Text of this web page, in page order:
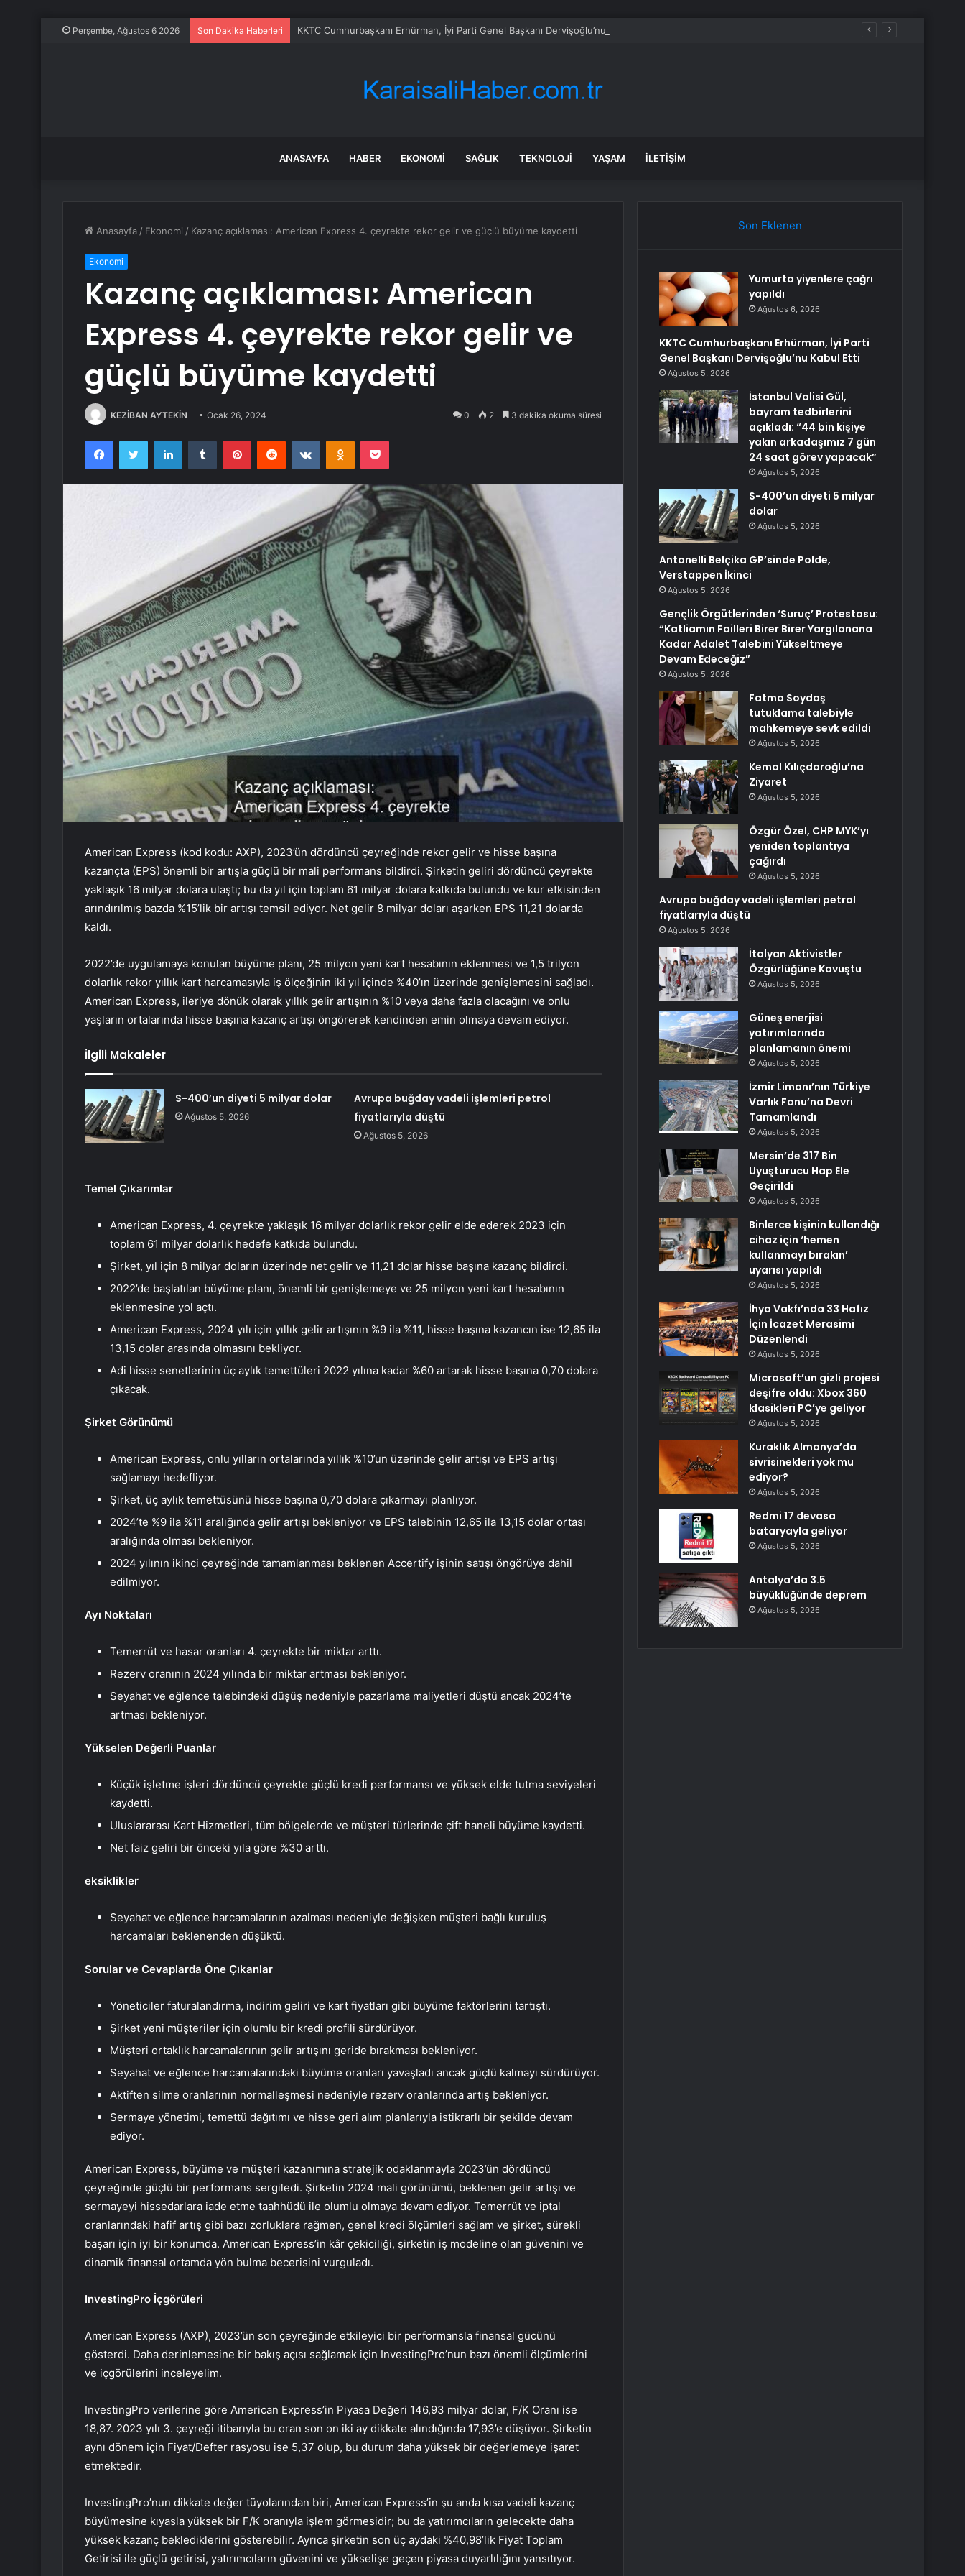
Perşembe, Ağustos 6 2026 Son Dakika Haberleri KKTC Cumhurbaşkanı Erhürman, İyi Parti Genel Başkanı Dervişoğlu’nu Kabul Etti
ANASAYFA HABER EKONOMI SAĞLIK TEKNOLOJI YAŞAM İLETIŞIM
Anasayfa / Ekonomi / Kazanç açıklaması: American Express 4. çeyrekte rekor gelir ve güçlü büyüme kaydetti
Ekonomi
Kazanç açıklaması: American
Express 4. çeyrekte rekor gelir ve
güçlü büyüme kaydetti
KEZİBAN AYTEKİN Ocak 26, 2024 0 2 3 dakika okuma süresi
FacebookTwitter LinkedInTumblr PinterestReddit VKontakteOdnoklassniki
Pocket
American Express (kod kodu: AXP), 2023’ün dördüncü çeyreğinde rekor gelir ve hisse başına
kazançta (EPS) önemli bir artışla güçlü bir mali performans bildirdi. Şirketin geliri dördüncü çeyrekte
yaklaşık 16 milyar dolara ulaştı; bu da yıl için toplam 61 milyar dolara katkıda bulundu ve kur etkisinden
arındırılmış bazda %15’lik bir artışı temsil ediyor. Net gelir 8 milyar doları aşarken EPS 11,21 dolarda
kaldı.
2022’de uygulamaya konulan büyüme planı, 25 milyon yeni kart hesabının eklenmesi ve 1,5 trilyon
dolarlık rekor yıllık kart harcamasıyla iş ölçeğinin iki yıl içinde %40’ın üzerinde genişlemesini sağladı.
American Express, ileriye dönük olarak yıllık gelir artışının %10 veya daha fazla olacağını ve onlu
yaşların ortalarında hisse başına kazanç artışı öngörerek kendinden emin olmaya devam ediyor.
İlgili Makaleler
S-400’un diyeti 5 milyar dolar
Ağustos 5, 2026
Avrupa buğday vadeli işlemleri petrol
fiyatlarıyla düştü
Ağustos 5, 2026
Temel Çıkarımlar
American Express, 4. çeyrekte yaklaşık 16 milyar dolarlık rekor gelir elde ederek 2023 için
toplam 61 milyar dolarlık hedefe katkıda bulundu.
Şirket, yıl için 8 milyar doların üzerinde net gelir ve 11,21 dolar hisse başına kazanç bildirdi.
2022’de başlatılan büyüme planı, önemli bir genişlemeye ve 25 milyon yeni kart hesabının
eklenmesine yol açtı.
American Express, 2024 yılı için yıllık gelir artışının %9 ila %11, hisse başına kazancın ise 12,65 ila
13,15 dolar arasında olmasını bekliyor.
Adi hisse senetlerinin üç aylık temettüleri 2022 yılına kadar %60 artarak hisse başına 0,70 dolara
çıkacak.
Şirket Görünümü
American Express, onlu yılların ortalarında yıllık %10’un üzerinde gelir artışı ve EPS artışı
sağlamayı hedefliyor.
Şirket, üç aylık temettüsünü hisse başına 0,70 dolara çıkarmayı planlıyor.
2024’te %9 ila %11 aralığında gelir artışı bekleniyor ve EPS talebinin 12,65 ila 13,15 dolar ortası
aralığında olması bekleniyor.
2024 yılının ikinci çeyreğinde tamamlanması beklenen Accertify işinin satışı öngörüye dahil
edilmiyor.
Ayı Noktaları
Temerrüt ve hasar oranları 4. çeyrekte bir miktar arttı.
Rezerv oranının 2024 yılında bir miktar artması bekleniyor.
Seyahat ve eğlence talebindeki düşüş nedeniyle pazarlama maliyetleri düştü ancak 2024’te
artması bekleniyor.
Yükselen Değerli Puanlar
Küçük işletme işleri dördüncü çeyrekte güçlü kredi performansı ve yüksek elde tutma seviyeleri
kaydetti.
Uluslararası Kart Hizmetleri, tüm bölgelerde ve müşteri türlerinde çift haneli büyüme kaydetti.
Net faiz geliri bir önceki yıla göre %30 arttı.
eksiklikler
Seyahat ve eğlence harcamalarının azalması nedeniyle değişken müşteri bağlı kuruluş
harcamaları beklenenden düşüktü.
Sorular ve Cevaplarda Öne Çıkanlar
Yöneticiler faturalandırma, indirim geliri ve kart fiyatları gibi büyüme faktörlerini tartıştı.
Şirket yeni müşteriler için olumlu bir kredi profili sürdürüyor.
Müşteri ortaklık harcamalarının gelir artışını geride bırakması bekleniyor.
Seyahat ve eğlence harcamalarındaki büyüme oranları yavaşladı ancak güçlü kalmayı sürdürüyor.
Aktiften silme oranlarının normalleşmesi nedeniyle rezerv oranlarında artış bekleniyor.
Sermaye yönetimi, temettü dağıtımı ve hisse geri alım planlarıyla istikrarlı bir şekilde devam
ediyor.
American Express, büyüme ve müşteri kazanımına stratejik odaklanmayla 2023’ün dördüncü
çeyreğinde güçlü bir performans sergiledi. Şirketin 2024 mali görünümü, beklenen gelir artışı ve
sermayeyi hissedarlara iade etme taahhüdü ile olumlu olmaya devam ediyor. Temerrüt ve iptal
oranlarındaki hafif artış gibi bazı zorluklara rağmen, genel kredi ölçümleri sağlam ve şirket, sürekli
başarı için iyi bir konumda. American Express’in kâr çekiciliği, şirketin iş modeline olan güvenini ve
dinamik finansal ortamda yön bulma becerisini vurguladı.
InvestingPro İçgörüleri
American Express (AXP), 2023’ün son çeyreğinde etkileyici bir performansla finansal gücünü
gösterdi. Daha derinlemesine bir bakış açısı sağlamak için InvestingPro’nun bazı önemli ölçümlerini
ve içgörülerini inceleyelim.
InvestingPro verilerine göre American Express’in Piyasa Değeri 146,93 milyar dolar, F/K Oranı ise
18,87. 2023 yılı 3. çeyreği itibarıyla bu oran son on iki ay dikkate alındığında 17,93’e düşüyor. Şirketin
aynı dönem için Fiyat/Defter rasyosu ise 5,37 olup, bu durum daha yüksek bir değerlemeye işaret
etmektedir.
InvestingPro’nun dikkate değer tüyolarından biri, American Express’in şu anda kısa vadeli kazanç
büyümesine kıyasla yüksek bir F/K oranıyla işlem görmesidir; bu da yatırımcıların gelecekte daha
yüksek kazanç beklediklerini gösterebilir. Ayrıca şirketin son üç aydaki %40,98’lik Fiyat Toplam
Getirisi ile güçlü getirisi, yatırımcıların güvenini ve yükselişe geçen piyasa duyarlılığını yansıtıyor.
Son Eklenen
Yumurta yiyenlere çağrı
yapıldı
Ağustos 6, 2026
KKTC Cumhurbaşkanı Erhürman, İyi Parti
Genel Başkanı Dervişoğlu’nu Kabul Etti
Ağustos 5, 2026
İstanbul Valisi Gül,
bayram tedbirlerini
açıkladı: “44 bin kişiye
yakın arkadaşımız 7 gün
24 saat görev yapacak”
Ağustos 5, 2026
S-400’un diyeti 5 milyar
dolar
Ağustos 5, 2026
Antonelli Belçika GP’sinde Polde,
Verstappen İkinci
Ağustos 5, 2026
Gençlik Örgütlerinden ‘Suruç’ Protestosu:
“Katliamın Failleri Birer Birer Yargılanana
Kadar Adalet Talebini Yükseltmeye
Devam Edeceğiz”
Ağustos 5, 2026
Fatma Soydaş
tutuklama talebiyle
mahkemeye sevk edildi
Ağustos 5, 2026
Kemal Kılıçdaroğlu’na
Ziyaret
Ağustos 5, 2026
Özgür Özel, CHP MYK’yı
yeniden toplantıya
çağırdı
Ağustos 5, 2026
Avrupa buğday vadeli işlemleri petrol
fiyatlarıyla düştü
Ağustos 5, 2026
İtalyan Aktivistler
Özgürlüğüne Kavuştu
Ağustos 5, 2026
Güneş enerjisi
yatırımlarında
planlamanın önemi
Ağustos 5, 2026
İzmir Limanı’nın Türkiye
Varlık Fonu’na Devri
Tamamlandı
Ağustos 5, 2026
Mersin’de 317 Bin
Uyuşturucu Hap Ele
Geçirildi
Ağustos 5, 2026
Binlerce kişinin kullandığı
cihaz için ‘hemen
kullanmayı bırakın’
uyarısı yapıldı
Ağustos 5, 2026
İhya Vakfı’nda 33 Hafız
İçin İcazet Merasimi
Düzenlendi
Ağustos 5, 2026
Microsoft’un gizli projesi
deşifre oldu: Xbox 360
klasikleri PC’ye geliyor
Ağustos 5, 2026
Kuraklık Almanya’da
sivrisinekleri yok mu
ediyor?
Ağustos 5, 2026
Redmi 17 devasa
bataryayla geliyor
Ağustos 5, 2026
Antalya’da 3.5
büyüklüğünde deprem
Ağustos 5, 2026